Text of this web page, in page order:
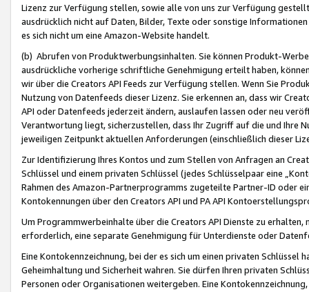
Lizenz zur Verfügung stellen, sowie alle von uns zur Verfügung
ausdrücklich nicht auf Daten, Bilder, Texte oder sonstige
es sich nicht um eine Amazon-Website handelt.
(b) Abrufen von Produktwerbungsinhalten. Sie können Produkt-
ausdrückliche vorherige schriftliche Genehmigung erteilt haben,
wir über die Creators API Feeds zur Verfügung stellen. Wenn Sie
Nutzung von Datenfeeds dieser Lizenz. Sie erkennen an, dass wir
API oder Datenfeeds jederzeit ändern, auslaufen lassen oder neu
Verantwortung liegt, sicherzustellen, dass Ihr Zugriff auf die und Ihre
jeweiligen Zeitpunkt aktuellen Anforderungen (einschließlich dieser
Zur Identifizierung Ihres Kontos und zum Stellen von Anfragen an
Schlüssel und einem privaten Schlüssel (jedes Schlüsselpaar eine
Rahmen des Amazon-Partnerprogramms zugeteilte Partner-ID oder
Kontokennungen über den Creators API und PA API
Um Programmwerbeinhalte über die Creators API Dienste zu
erforderlich, eine separate Genehmigung für Unterdienste oder
Eine Kontokennzeichnung, bei der es sich um einen privaten
Geheimhaltung und Sicherheit wahren. Sie dürfen Ihren privaten
Personen oder Organisationen weitergeben. Eine